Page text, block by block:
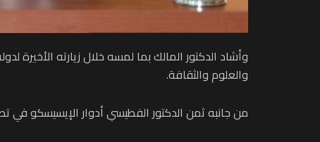
وأشاد الدكتور المالك بما لمسه خلال زيارته الأخيرة
والعلوم والثقافة.
من جانبه ثمن الدكتور الفطيسي أدوار الإيسيسكو في